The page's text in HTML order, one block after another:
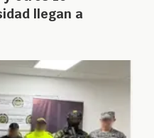
llegan a